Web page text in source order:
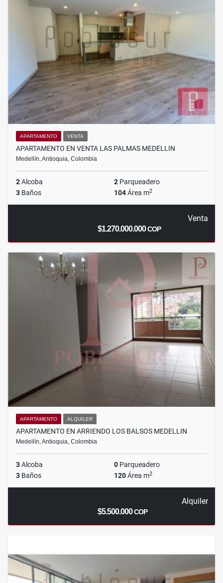
APARTAMENTO VENTA
APARTAMENTO EN VENTA LAS PALMAS MEDELLIN
Medellín, Antioquia, Colombia
2Alcoba 2 Parqueadero
3 Baños 104Área m2
Venta
$1.270.000.000COP
APARTAMENTO ALQUILER
APARTAMENTO EN ARRIENDO LOS BALSOS MEDELLIN
Medellín, Antioquia, Colombia
3Alcoba 0 Parqueadero
3 Baños 120Área m2
Alquiler
$5.500.000COP